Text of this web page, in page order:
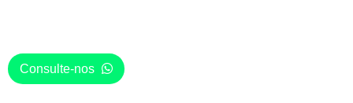
Consulte-nos